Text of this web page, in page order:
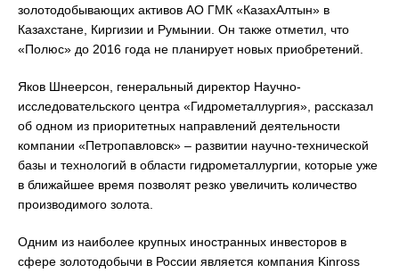
золотодобывающих активов АО ГМК «КазахАлтын» в
Казахстане, Киргизии и Румынии. Он также отметил, что
«Полюс» до 2016 года не планирует новых приобретений.
Яков Шнеерсон, генеральный директор Научно-
исследовательского центра «Гидрометаллургия», рассказал
об одном из приоритетных направлений деятельности
компании «Петропавловск» – развитии научно-технической
базы и технологий в области гидрометаллургии, которые уже
в ближайшее время позволят резко увеличить количество
производимого золота.
Одним из наиболее крупных иностранных инвесторов в
сфере золотодобычи в России является компания Kinross